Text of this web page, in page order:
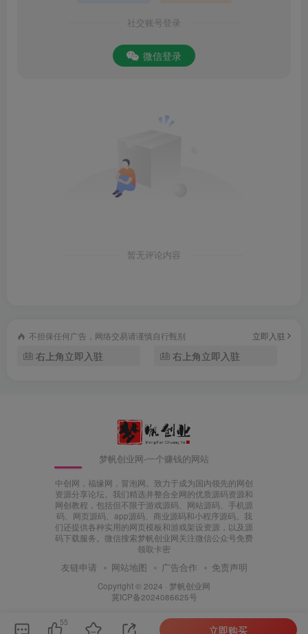
社交账号登录
微信登录
暂无评论内容
不担保任何广告，网络交易请谨慎自行甄别 立即入驻
右上角立即入驻 右上角立即入驻
梦帆创业网-一个赚钱的网站
中创网，福缘网，冒泡网。致力于成为国内领先的网创
资源分享论坛。我们精选并整合全网的优质源码资源和
网创教程，包括但不限于游戏源码、网站源码、手机源
码、网页源码、app源码、商业源码和小程序源码。我
们还提供各种实用的网页模板和游戏架设资源，以及源
码下载服务。微信搜索梦帆创业网关注微信公众号免费
领取卡密
友链申请 网站地图 广告合作 免责声明
Copyright © 2024 · 梦帆创业网
冀ICP备2024086625号
55
立即购买